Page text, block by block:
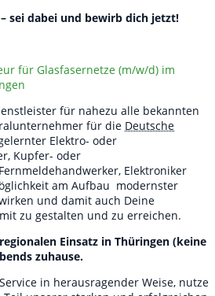
sei dabei und bewirb dich jetzt!
für Glasfasernetze (m/w/d) im
für nahezu alle bekannten
für die Deutsche
Elektro- oder
Kupfer- oder
Elektroniker
am Aufbau modernster
und damit auch Deine
zu gestalten und zu erreichen.
Einsatz in Thüringen (keine
zuhause.
in herausragender Weise, nutze